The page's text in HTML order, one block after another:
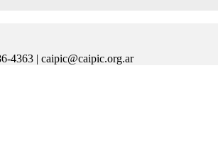
4363 | caipic@caipic.org.ar